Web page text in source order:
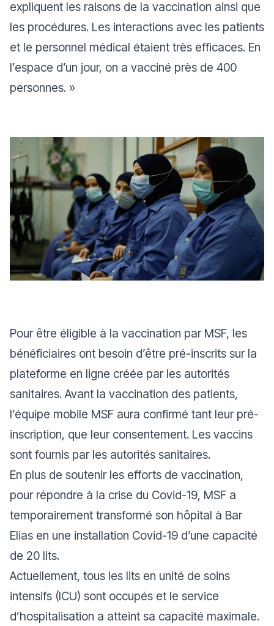
expliquent les raisons de la vaccination ainsi que
les procédures. Les interactions avec les patients
et le personnel médical étaient très efficaces. En
l’espace d’un jour, on a vacciné près de 400
personnes. »
Pour être éligible à la vaccination par MSF, les
bénéficiaires ont besoin d’être pré-inscrits sur la
plateforme en ligne créée par les autorités
sanitaires. Avant la vaccination des patients,
l’équipe mobile MSF aura confirmé tant leur pré-
inscription, que leur consentement. Les vaccins
sont fournis par les autorités sanitaires.
En plus de soutenir les efforts de vaccination,
pour répondre à la crise du Covid-19, MSF a
temporairement transformé son hôpital à Bar
Elias en une installation Covid-19 d’une capacité
de 20 lits.
Actuellement, tous les lits en unité de soins
intensifs (ICU) sont occupés et le service
d’hospitalisation a atteint sa capacité maximale.